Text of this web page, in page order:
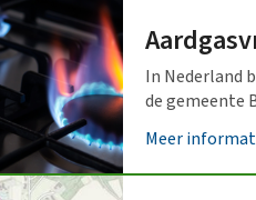
Gemeenteraad
Over ons
Vacatures
Verordeningen en beleid
In Nederland
de gemeente
Meer